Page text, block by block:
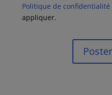
Politique de confidentialité
appliquer.